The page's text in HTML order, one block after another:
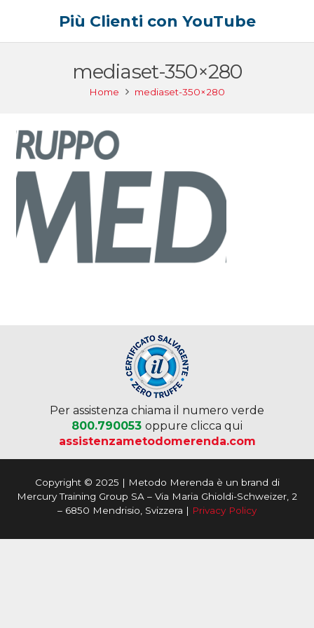
Più Clienti con YouTube
mediaset-350×280
Home mediaset-350×280
Per assistenza chiama il numero verde
800.790053 oppure clicca qui
assistenzametodomerenda.com
Copyright © 2025 | Metodo Merenda è un brand di
Mercury Training Group SA – Via Maria Ghioldi-Schweizer, 2
– 6850 Mendrisio, Svizzera | Privacy Policy